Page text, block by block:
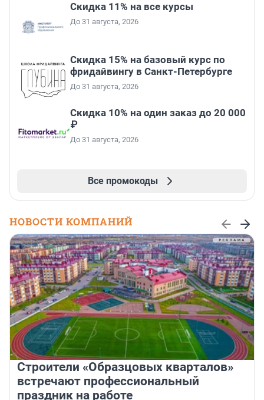
Скидка 11% на все курсы
До 31 августа, 2026
Скидка 15% на базовый курс по
фридайвингу в Санкт-Петербурге
До 31 августа, 2026
Скидка 10% на один заказ до 20 000
₽
До 31 августа, 2026
Все промокоды
НОВОСТИ КОМПАНИЙ
Строители «Образцовых кварталов»
встречают профессиональный
праздник на работе